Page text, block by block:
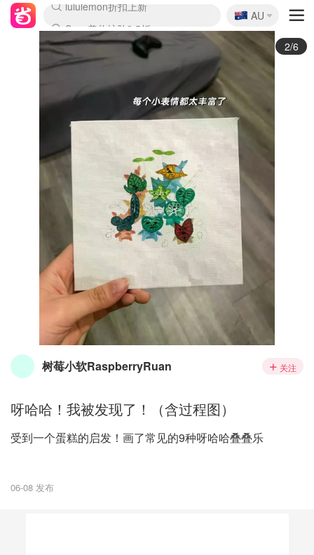
lululemon折扣上新
Sasa美妆护肤3.5折
SSENSE年中3折
FreshBeauty好价汇总
Cettire降价+叠9折
WWS Coles超市实拍
viagogo二手票捡漏
Myer超级周末1折
The Outnet奢牌1折起
David Jones 3折起
Flannels大牌1折
Perfumes Club护肤1折
AMIRO返校季6.2折
Amazon折扣汇总
eToro入金$200送$50
Amazon数码好物
ICONIC本周7.5折
ThedoubleF高奢地板价
Moose Knuckles 6折
丝芙兰5折起
EUFY官网3.7折起
Selenichast首饰2折
Trip机票酒店促销
YSL送5件彩妆礼
Amazon家居好物
Amazon美妆护肤
雅漾大喷$8
过敏原检测盒$33
伊索独家赠50ml沐浴露
科颜氏清仓3折
SEALIFE海洋馆门票6折
丝塔芙大白罐$16
订阅Newsletter送香薰
Cult Beauty 6.8折
Harrods圣诞日历2.3折
LN-CC奢牌私促3折
d'Alba空姐喷雾$16
EVE LOM套装逆天2折
Bernardelli独家4折
Adore Beauty 6折起
CT圣诞日历
Mytheresa奢品2.7折
Luxury Escapes 9折
Currentbody美容仪9折
MOON Garden Live
Roborock扫地机3.7折
Tingo Life水杯$24
Valentino官网5折
CR洗发护发6.3折
修丽可套装7.4折
Myer彩妆2件7折
GANNI官网4.5折
Stylevana韩妆4折
Tessabit高奢8.5折
OGX洗护4折
Amazon阿德莱德次日达
卡诗8.5折+赠礼
Philips Hue灯具8折
🇦🇺
AU
3/6
树莓小软RaspberryRuan 关注
呀哈哈！我被发现了！（含过程图）
受到一个蛋糕的启发！画了常见的9种呀哈哈叠叠乐
06-08 发布